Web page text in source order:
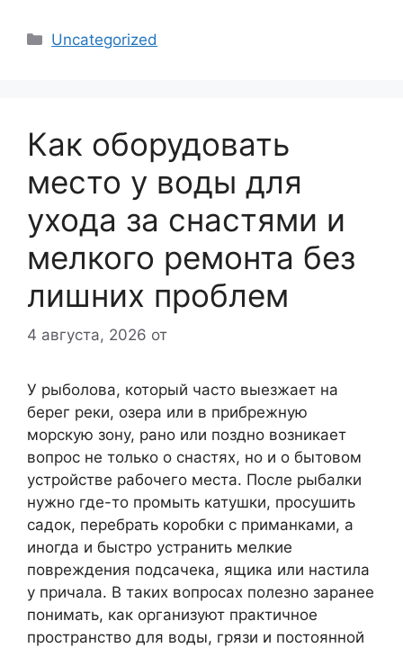
Рубрики
Uncategorized
Как оборудовать
место у воды для
ухода за снастями и
мелкого ремонта без
лишних проблем
4 августа, 2026 от
У рыболова, который часто выезжает на
берег реки, озера или в прибрежную
морскую зону, рано или поздно возникает
вопрос не только о снастях, но и о бытовом
устройстве рабочего места. После рыбалки
нужно где-то промыть катушки, просушить
садок, перебрать коробки с приманками, а
иногда и быстро устранить мелкие
повреждения подсачека, ящика или настила
у причала. В таких вопросах полезно заранее
понимать, как организуют практичное
пространство для воды, грязи и постоянной